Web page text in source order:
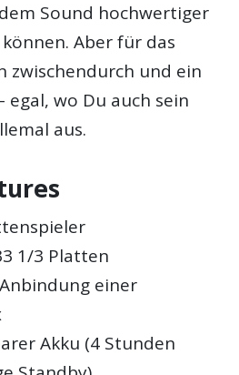
Sound hochwertiger
Aber für das
zwischendurch und ein
egal, wo Du auch sein
aus.
1/3 Platten
einer
Akku (4 Stunden